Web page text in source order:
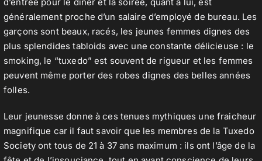
généralement proche d’un salaire d’employé de bureau. Les
garçons sont beaux, racés, les jeunes femmes dignes des
plus splendides tabloids avec une constante délicieuse : le
smoking, le “tuxedo” est souvent de rigueur et les femmes
peuvent même porter des robes dignes des belles années
folles.
Leur jeunesse donne à ces tenues mythiques une fraicheur
magnifique car il faut savoir que les membres de la Tuxedo
Society ont tous de 21 à 37 ans maximum : ils ont l’âge de la